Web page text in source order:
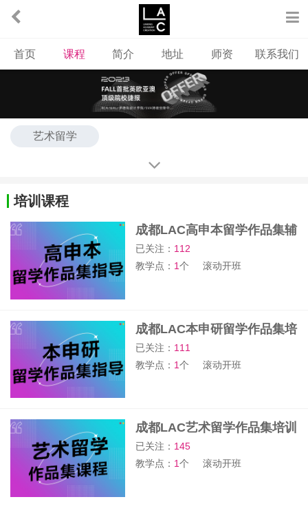
首页 课程 简介 地址 师资 联系我们
艺术留学
培训课程
成都LAC高申本留学作品集辅
导班
已关注： 112
教学点： 1个 滚动开班
成都LAC本申研留学作品集培
训班
已关注： 111
教学点： 1个 滚动开班
成都LAC艺术留学作品集培训
班
已关注： 145
教学点： 1个 滚动开班